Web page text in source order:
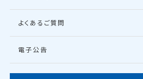
よくあるご質問
電子公告